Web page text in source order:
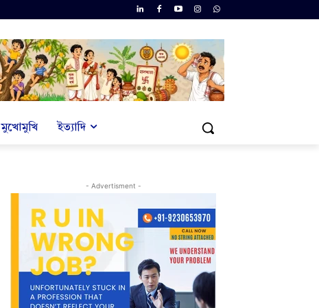
মুখোমুখি ইত্যাদি
- Advertisment -